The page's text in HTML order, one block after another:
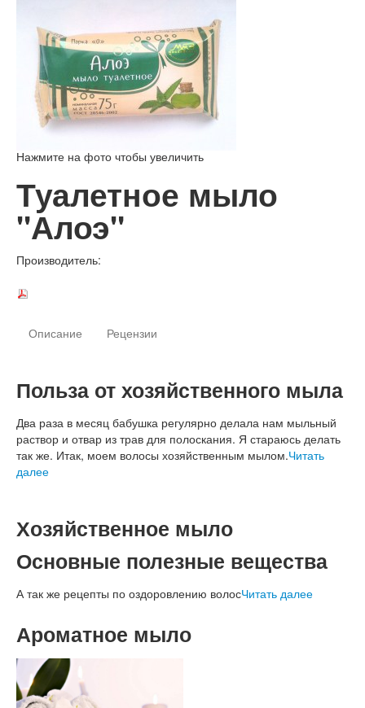
Нажмите на фото чтобы увеличить
Туалетное мыло
"Алоэ"
Производитель:
Описание Рецензии
Польза от хозяйственного мыла
Два раза в месяц бабушка регулярно делала нам мыльный
раствор и отвар из трав для полоскания. Я стараюсь делать
так же. Итак, моем волосы хозяйственным мылом.Читать
далее
Хозяйственное мыло
Основные полезные вещества
А так же рецепты по оздоровлению волосЧитать далее
Ароматное мыло